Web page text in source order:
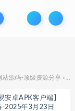
站源码-顶级资源分享 > 【
安卓APK客户端】
-2025年3月23日